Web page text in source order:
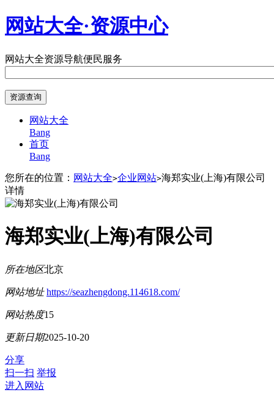
网站大全·资源中心
网站大全资源导航便民服务
网站大全
Bang
首页
Bang
您所在的位置： 网站大全>企业网站>海郑实业(上海)有限公司
详情
海郑实业(上海)有限公司
所在地区北京
网站地址 https://seazhengdong.114618.com/
网站热度15
更新日期2025-10-20
分享
扫一扫 举报
进入网站